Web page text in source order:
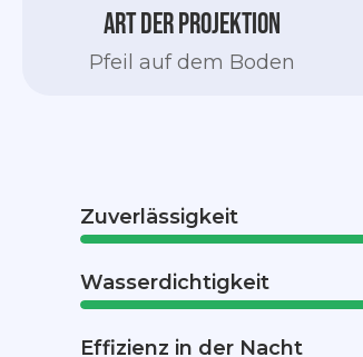
Art der Projektion
Pfeil auf dem Boden
Zuverlässigkeit
Wasserdichtigkeit
Effizienz in der Nacht